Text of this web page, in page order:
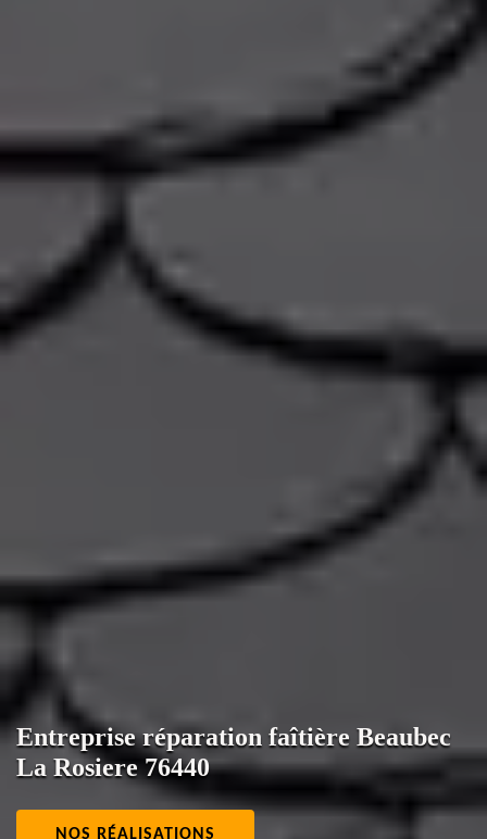
Entreprise réparation faîtière Beaubec
La Rosiere 76440
NOS RÉALISATIONS